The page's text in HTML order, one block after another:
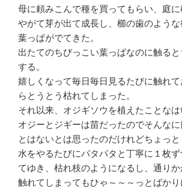
母に頼みこんで種を買ってもらい、庭に
やがて芽が出て成長し、櫛の歯のよう
葉っぱがでてきた。
出たてのちびっこい葉っぱなのに触る
する。
嬉しくなって毎日毎日見るたびに触れ
らとうとう枯れてしまった。
それ以来、オジギソウを植えたことなは
オジーとジギーは苗だったのでそんなに
とはないとは思ったのだけれどちょっと
水をやるたびにパタパタと丁寧に１枚
てゆき、枯れ枝のようになるし、通りか
触れてしまってもひゃ～～～っとばかり